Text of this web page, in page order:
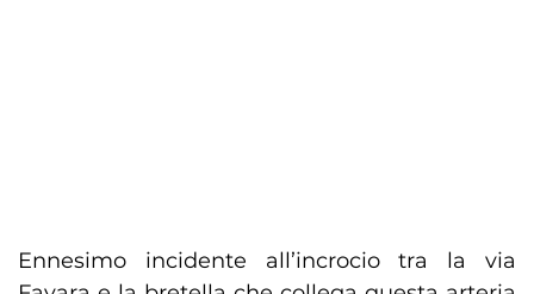
Ennesimo incidente all’incrocio tra la via